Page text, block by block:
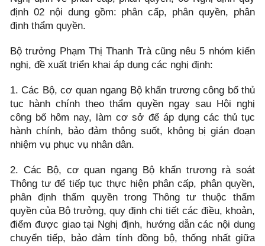
định 02 nội dung gồm: phân cấp, phân quyền, phân
định thẩm quyền.
Bộ trưởng Phạm Thị Thanh Trà cũng nêu 5 nhóm kiến
nghị, đề xuất triển khai áp dụng các nghị định:
1. Các Bộ, cơ quan ngang Bộ khẩn trương công bố thủ
tục hành chính theo thẩm quyền ngay sau Hội nghị
công bố hôm nay, làm cơ sở để áp dụng các thủ tục
hành chính, bảo đảm thông suốt, không bị gián đoạn
nhiệm vụ phục vụ nhân dân.
2. Các Bộ, cơ quan ngang Bộ khẩn trương rà soát
Thông tư để tiếp tục thực hiện phân cấp, phân quyền,
phân định thẩm quyền trong Thông tư thuộc thẩm
quyền của Bộ trưởng, quy định chi tiết các điều, khoản,
điểm được giao tại Nghị định, hướng dẫn các nội dung
chuyển tiếp, bảo đảm tính đồng bộ, thống nhất giữa